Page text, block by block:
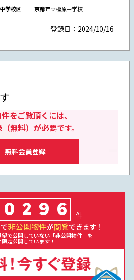
中学校区
京都市立樫原中学校
登録日：2024/10/16
をご覧頂くには、
無料）が必要です。
無料会員登録
0 2 9 6 件
で非公開物件が閲覧できます！
望で公開していない「非公開物件」を
定公開しています！